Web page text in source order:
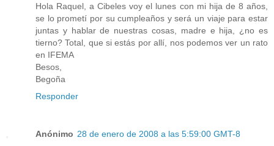
Hola Raquel, a Cibeles voy el lunes con mi hija de 8 años,
se lo prometí por su cumpleaños y será un viaje para estar
juntas y hablar de nuestras cosas, madre e hija, ¿no es
tierno? Total, que si estás por allí, nos podemos ver un rato
en IFEMA
Besos,
Begoña
Responder
Anónimo 28 de enero de 2008 a las 5:59:00 GMT-8